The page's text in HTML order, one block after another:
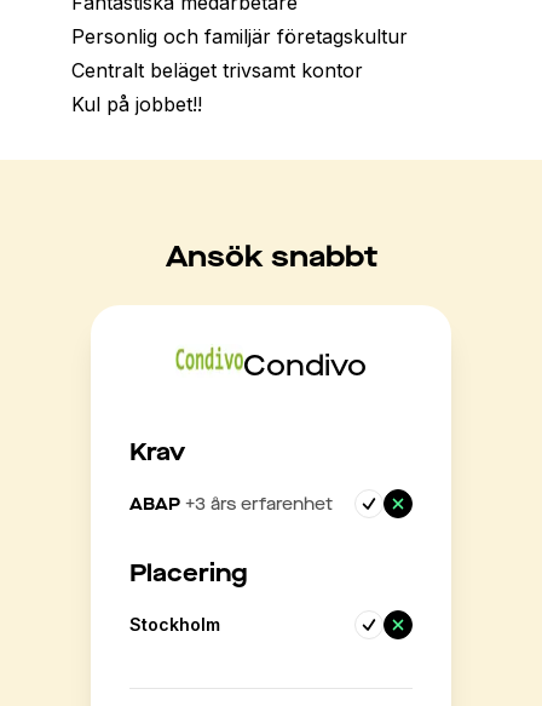
Personlig och familjär företagskultur
Centralt beläget trivsamt kontor
Kul på jobbet!!
Ansök snabbt
Condivo
Krav
ABAP +3 års erfarenhet
Placering
Stockholm